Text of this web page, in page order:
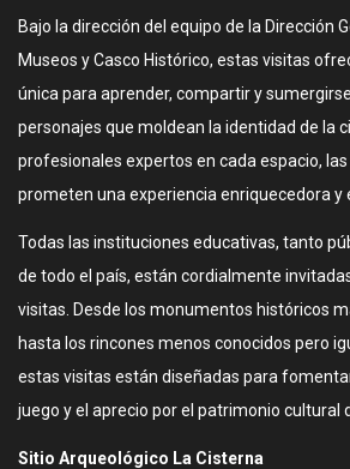
Bajo la dirección del equipo de la Dirección
Museos y Casco Histórico, estas visitas
única para aprender, compartir y
personajes que moldean la identidad de la
profesionales expertos en cada espacio,
prometen una experiencia enriquecedora y
Todas las instituciones educativas, tanto
de todo el país, están cordialmente
visitas. Desde los monumentos históricos
hasta los rincones menos conocidos pero
estas visitas están diseñadas para
juego y el aprecio por el patrimonio cultural
Sitio Arqueológico La Cisterna